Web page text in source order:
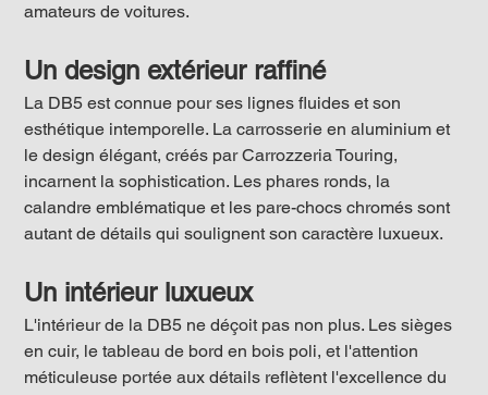
amateurs de voitures.
Un design extérieur raffiné
La DB5 est connue pour ses lignes fluides et son
esthétique intemporelle. La carrosserie en aluminium et
le design élégant, créés par Carrozzeria Touring,
incarnent la sophistication. Les phares ronds, la
calandre emblématique et les pare-chocs chromés sont
autant de détails qui soulignent son caractère luxueux.
Un intérieur luxueux
L'intérieur de la DB5 ne déçoit pas non plus. Les sièges
en cuir, le tableau de bord en bois poli, et l'attention
méticuleuse portée aux détails reflètent l'excellence du